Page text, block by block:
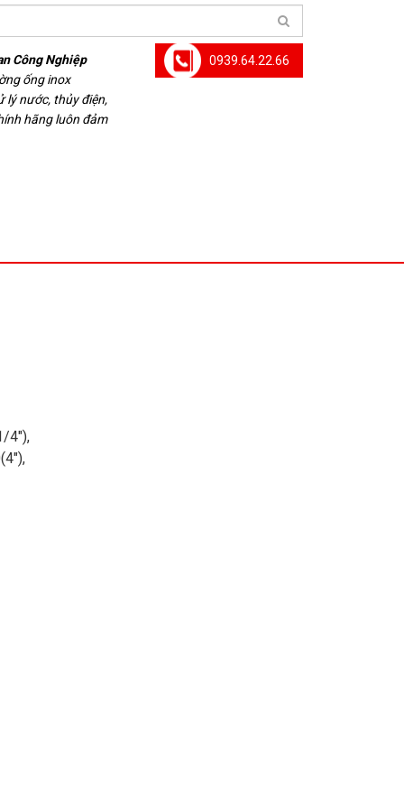
Công Nghiệp
ống inox
lý nước, thủy điện,
hãng luôn đảm
0939.64.22.66
4″),